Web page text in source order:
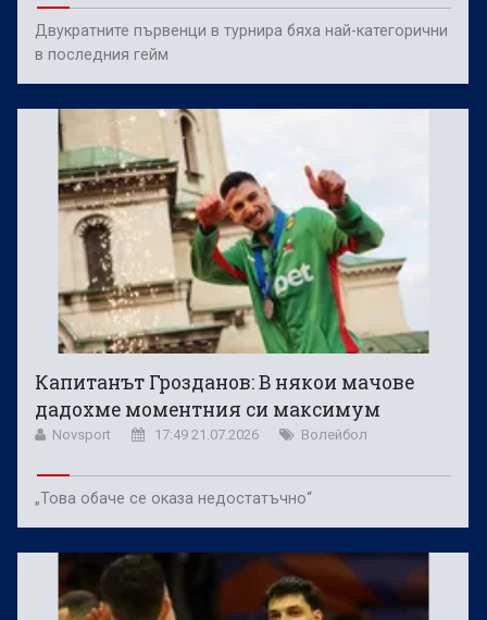
Двукратните първенци в турнира бяха най-категорични
в последния гейм
Капитанът Грозданов: В някои мачове
дадохме моментния си максимум
Novsport 17:49 21.07.2026 Волейбол
„Това обаче се оказа недостатъчно“